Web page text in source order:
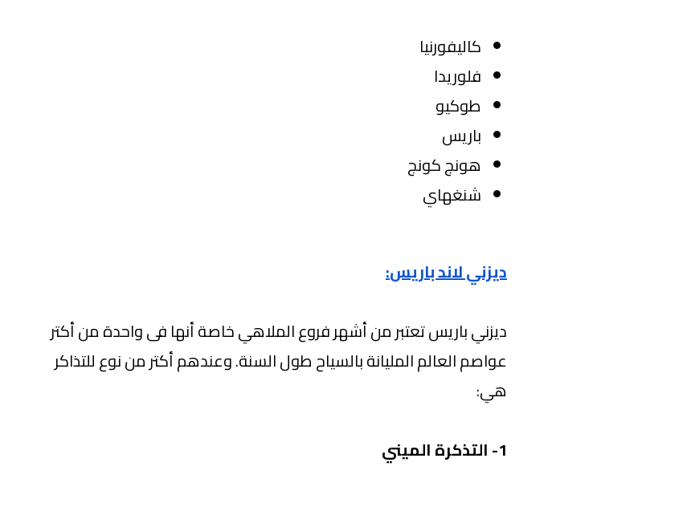
كاليفورنيا
فلوريدا
طوكيو
باريس
هونج كونج
شنغهاي
ديزني لاند باريس:
ديزني باريس تعتبر من أشهر فروع الملاهي خاصة أنها فى واحدة من أكتر
عواصم العالم المليانة بالسياح طول السنة. وعندهم أكتر من نوع للتذاكر
هي:
1- التذكرة الميني